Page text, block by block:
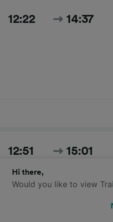
12:22 14:37
12:51 15:01
Hi there,
Would you like to view